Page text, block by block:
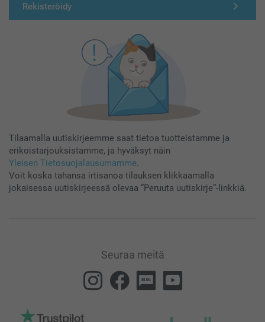
Rekisteröidy
Tilaamalla uutiskirjeemme saat tietoa tuotteistamme ja
erikoistarjouksistamme, ja hyväksyt näin
Yleisen Tietosuojalausumamme.
Voit koska tahansa irtisanoa tilauksen klikkaamalla
jokaisessa uutiskirjeessä olevaa “Peruuta uutiskirje”-linkkiä.
Seuraa meitä